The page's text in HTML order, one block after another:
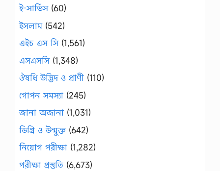
ই-সার্ভিস(60)
ইসলাম(542)
এইচ এস সি(1,561)
এসএসসি(1,348)
ঔষধি উদ্ভিদ ও প্রাণী (110)
গোপন সমস্যা (245)
জানা অজানা (1,031)
ডিগ্রি ও উন্মুক্ত (642)
নিয়োগ পরীক্ষা (1,282)
পরীক্ষা প্রস্তুতি (6,673)